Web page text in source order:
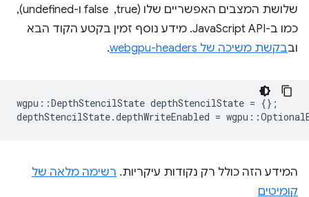
שלושת המצבים האפשריים שלו (true, ‏ false ו-undefined),
כמו ב-JavaScript API. מידע נוסף זמין בקטע הקוד הבא
ובבקשת משיכה של webgpu-headers .
wgpu ::DepthStencilState depthStencilState = {};
depthStencilState.depthWriteEnabled = wgpu ::
המידע הזה כולל רק נקודות עיקריות. רשימה מלאה של
קומיטים